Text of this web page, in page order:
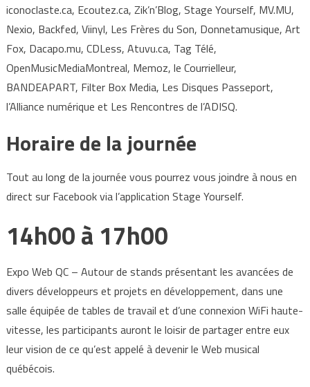
iconoclaste.ca, Ecoutez.ca, Zik’n’Blog, Stage Yourself, MV.MU,
Nexio, Backfed, Viinyl, Les Frères du Son, Donnetamusique, Art
Fox, Dacapo.mu, CDLess, Atuvu.ca, Tag Télé,
OpenMusicMediaMontreal, Memoz, le Courrielleur,
BANDEAPART, Filter Box Media, Les Disques Passeport,
l’Alliance numérique et Les Rencontres de l’ADISQ.
Horaire de la journée
Tout au long de la journée vous pourrez vous joindre à nous en
direct sur Facebook via l’application Stage Yourself.
14h00 à 17h00
Expo Web QC – Autour de stands présentant les avancées de
divers développeurs et projets en développement, dans une
salle équipée de tables de travail et d’une connexion WiFi haute-
vitesse, les participants auront le loisir de partager entre eux
leur vision de ce qu’est appelé à devenir le Web musical
québécois.